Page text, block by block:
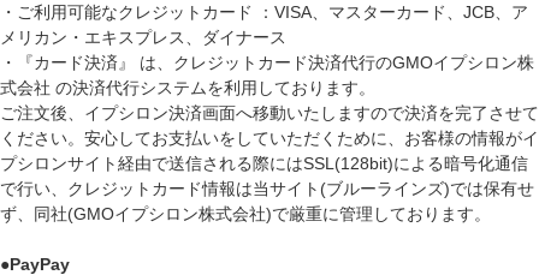
・ご利用可能なクレジットカード ：VISA、マスターカード、JCB、ア
メリカン・エキスプレス、ダイナース
・『カード決済』 は、クレジットカード決済代行のGMOイプシロン株
式会社 の決済代行システムを利用しております。
ご注文後、イプシロン決済画面へ移動いたしますので決済を完了させて
ください。安心してお支払いをしていただくために、お客様の情報がイ
プシロンサイト経由で送信される際にはSSL(128bit)による暗号化通信
で行い、クレジットカード情報は当サイト(ブルーラインズ)では保有せ
ず、同社(GMOイプシロン株式会社)で厳重に管理しております。
●PayPay